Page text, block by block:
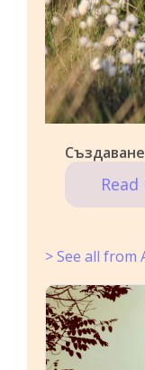
> See all from